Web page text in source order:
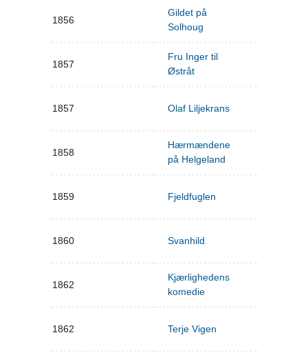
1856
Gildet på
Solhoug
1857
Fru Inger til
Østråt
1857 Olaf Liljekrans
1858
Hærmændene
på Helgeland
1859 Fjeldfuglen
1860 Svanhild
1862
Kjærlighedens
komedie
1862 Terje Vigen